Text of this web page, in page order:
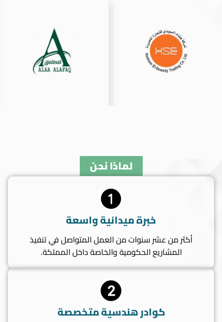
لماذا نحن
خبرة ميدانية واسعة
أكثر من عشر سنوات من العمل المتواصل في تنفيذ
المشاريع الحكومية والخاصة داخل المملكة.
كوادر هندسية متخصصة